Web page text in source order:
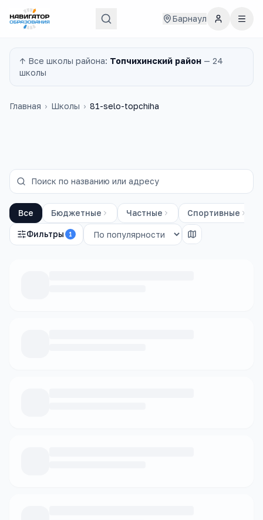
Барнаул
↑ Все школы района: Топчихинский район — 24
школы
Главная › Школы › 81-selo-topchiha
Все Бюджетные Частные Спортивные
Фильтры 1